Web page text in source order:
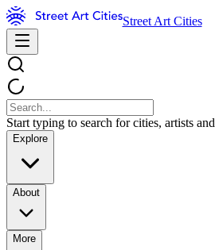
Street Art Cities
Start typing to search for cities, artists
Explore
About
More